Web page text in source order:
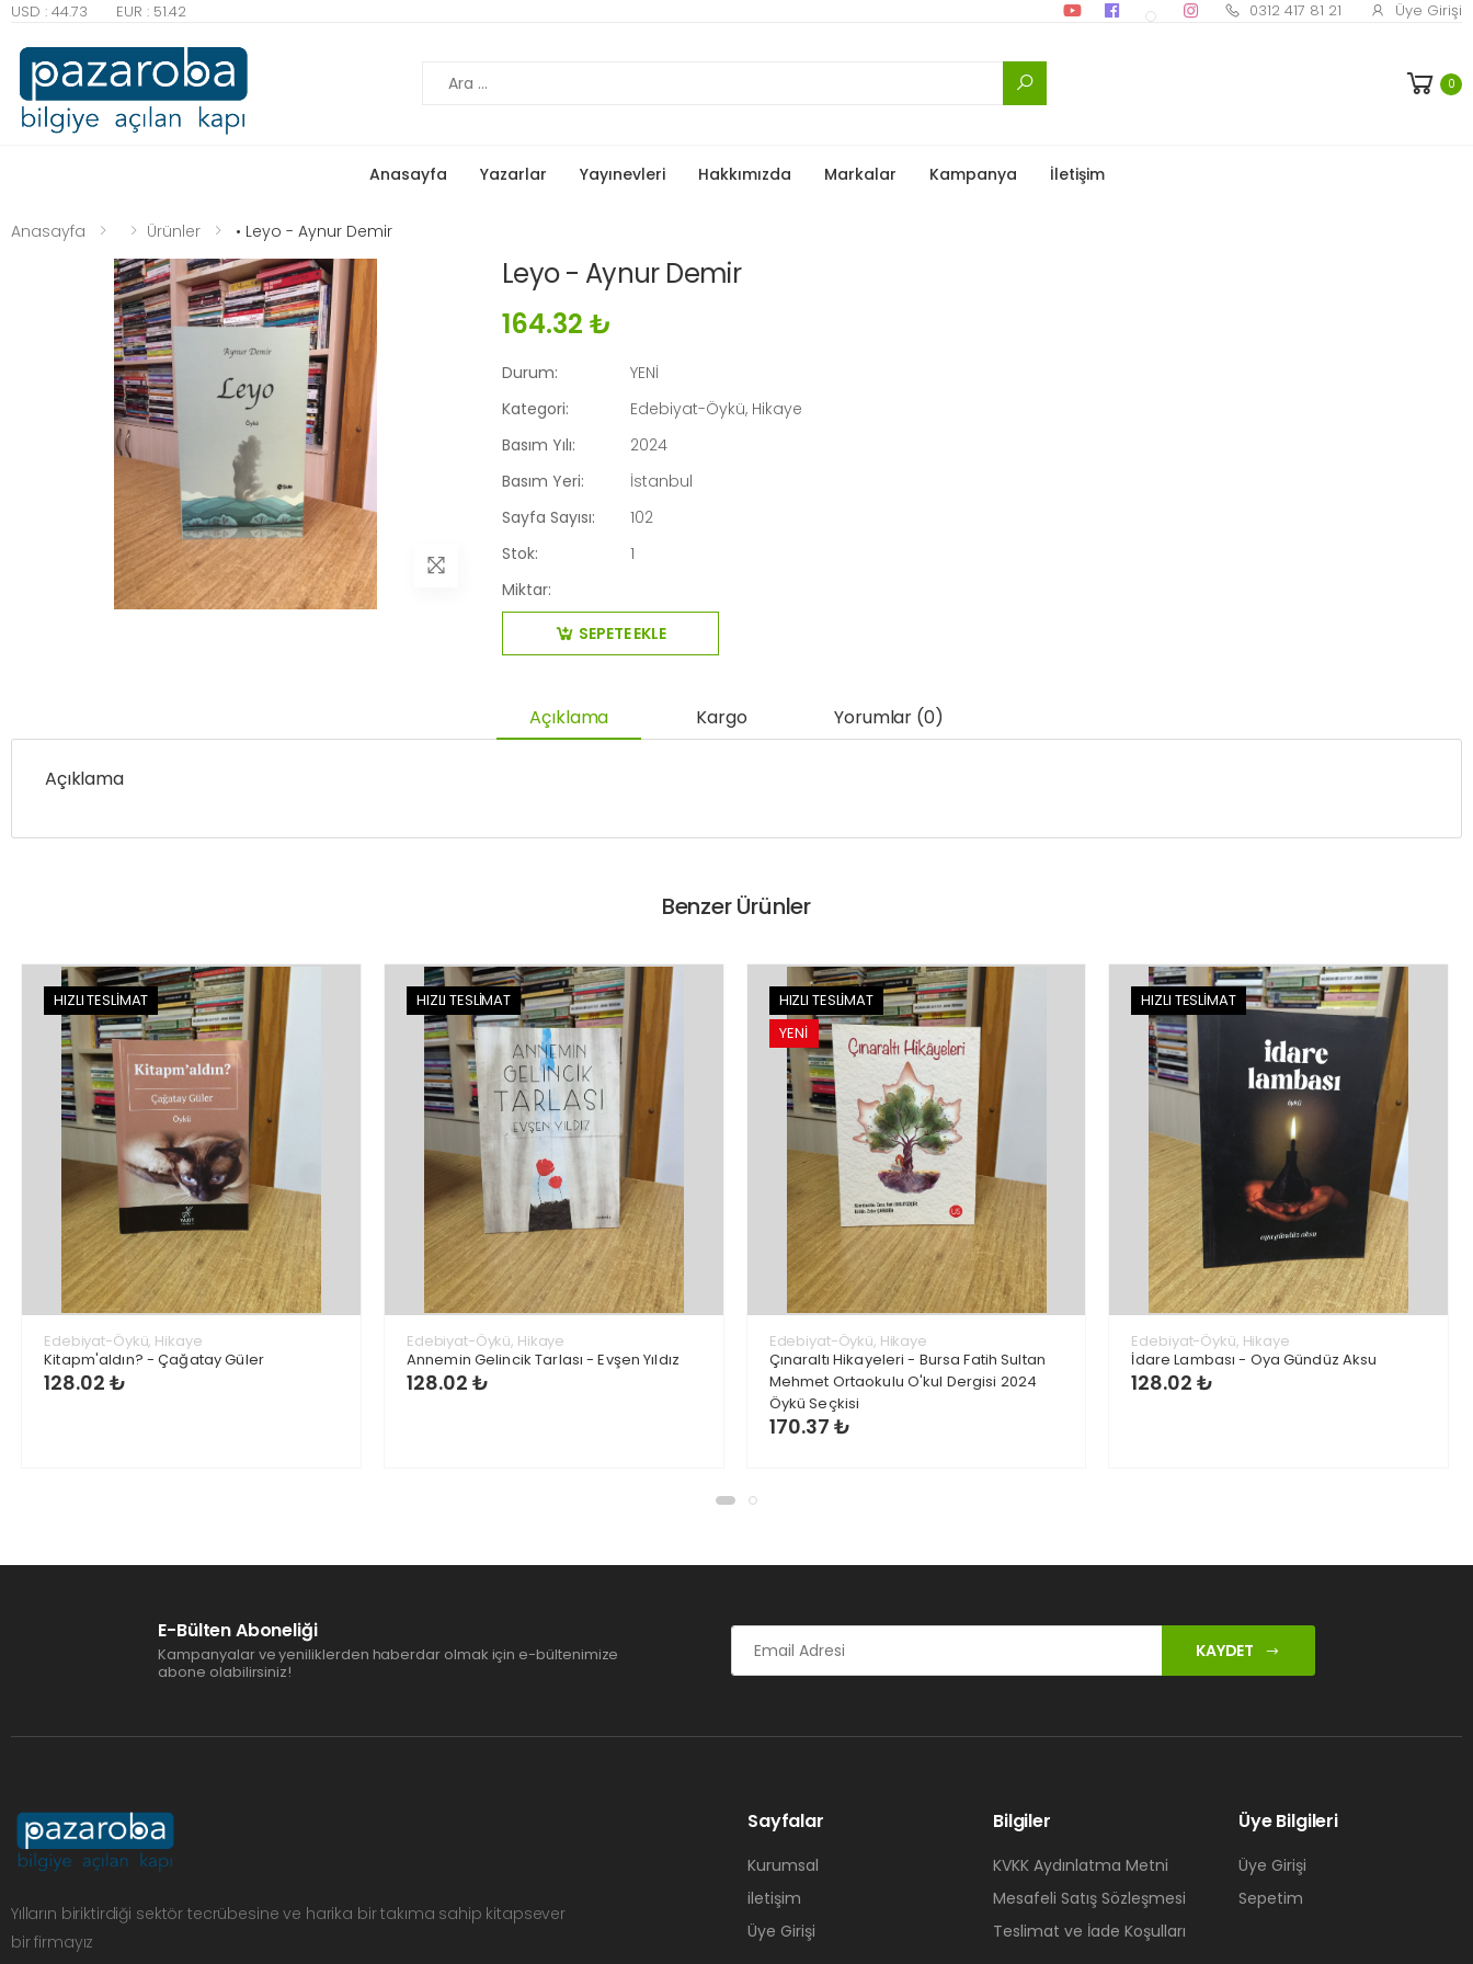
USD : 44.73 EUR : 51.42 0312 417 81 21 Üye Girişi
0
Anasayfa Yazarlar Yayınevleri Hakkımızda Markalar Kampanya İletişim
Anasayfa Ürünler • Leyo - Aynur Demir
Leyo - Aynur Demir
164.32 ₺
Durum:
YENİ
Kategori:
Edebiyat-Öykü, Hikaye
Basım Yılı:
2024
Basım Yeri:
İstanbul
Sayfa Sayısı:
102
Stok:
1
Miktar:
SEPETE EKLE
Açıklama Kargo Yorumlar (0)
Açıklama
Benzer Ürünler
HIZLI TESLİMAT
Edebiyat-Öykü, Hikaye
Kitapm'aldın? - Çağatay Güler
128.02 ₺
HIZLI TESLİMAT
Edebiyat-Öykü, Hikaye
Annemin Gelincik Tarlası - Evşen Yıldız
128.02 ₺
HIZLI TESLİMAT
YENİ
Edebiyat-Öykü, Hikaye
Çınaraltı Hikayeleri - Bursa Fatih Sultan
Mehmet Ortaokulu O'kul Dergisi 2024
Öykü Seçkisi
170.37 ₺
HIZLI TESLİMAT
Edebiyat-Öykü, Hikaye
İdare Lambası - Oya Gündüz Aksu
128.02 ₺
E-Bülten Aboneliği
Kampanyalar ve yeniliklerden haberdar olmak için e-bültenimize
abone olabilirsiniz!
KAYDET
Yılların biriktirdiği sektör tecrübesine ve harika bir takıma sahip kitapsever
bir firmayız
Sayfalar
Kurumsal
iletişim
Üye Girişi
Bilgiler
KVKK Aydınlatma Metni
Mesafeli Satış Sözleşmesi
Teslimat ve İade Koşulları
Üye Bilgileri
Üye Girişi
Sepetim